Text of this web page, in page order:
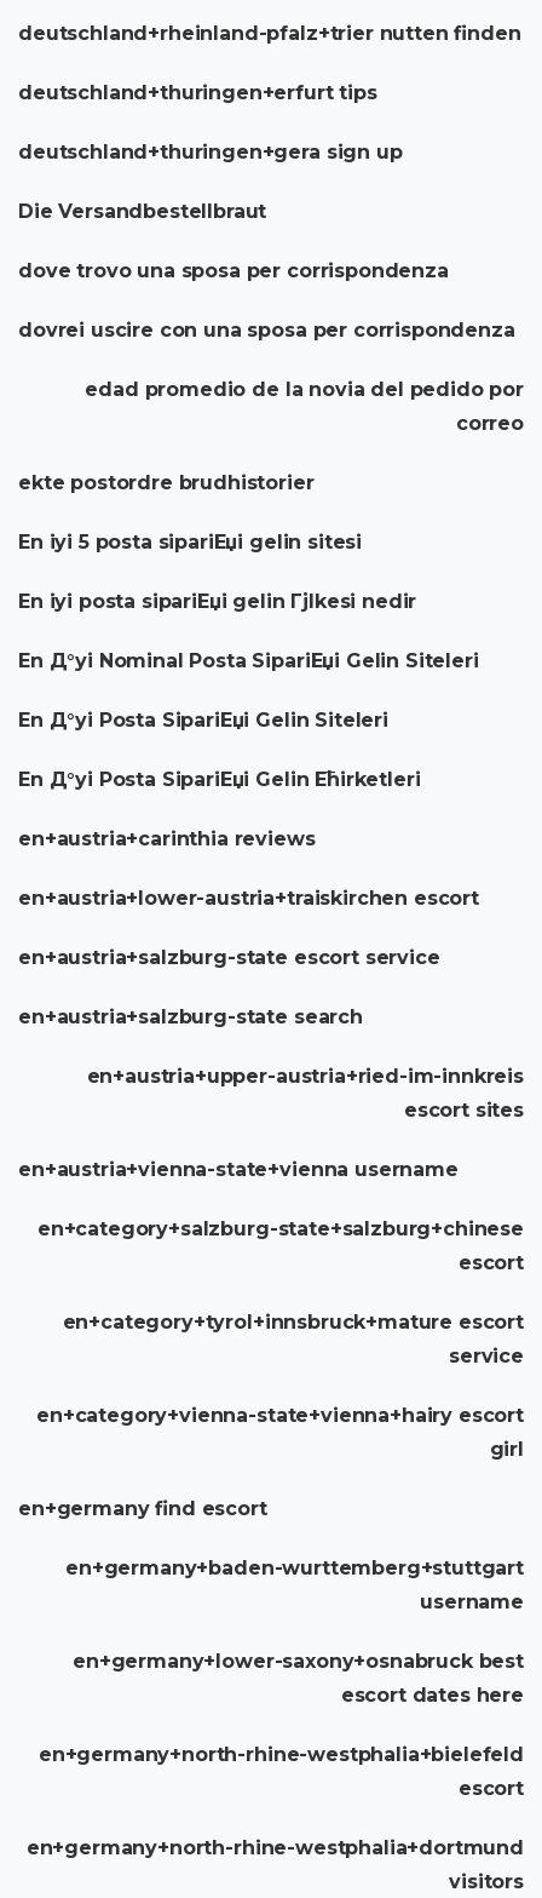
deutschland+rheinland-pfalz+trier nutten finden
deutschland+thuringen+erfurt tips
deutschland+thuringen+gera sign up
Die Versandbestellbraut
dove trovo una sposa per corrispondenza
dovrei uscire con una sposa per corrispondenza
edad promedio de la novia del pedido por
correo
ekte postordre brudhistorier
En iyi 5 posta sipariЕџi gelin sitesi
En iyi posta sipariЕџi gelin Гјlkesi nedir
En Д°yi Nominal Posta SipariЕџi Gelin Siteleri
En Д°yi Posta SipariЕџi Gelin Siteleri
En Д°yi Posta SipariЕџi Gelin Ећirketleri
en+austria+carinthia reviews
en+austria+lower-austria+traiskirchen escort
en+austria+salzburg-state escort service
en+austria+salzburg-state search
en+austria+upper-austria+ried-im-innkreis
escort sites
en+austria+vienna-state+vienna username
en+category+salzburg-state+salzburg+chinese
escort
en+category+tyrol+innsbruck+mature escort
service
en+category+vienna-state+vienna+hairy escort
girl
en+germany find escort
en+germany+baden-wurttemberg+stuttgart
username
en+germany+lower-saxony+osnabruck best
escort dates here
en+germany+north-rhine-westphalia+bielefeld
escort
en+germany+north-rhine-westphalia+dortmund
visitors